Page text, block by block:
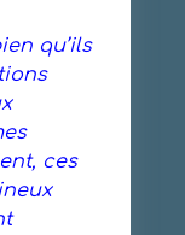
qu’ils
ces